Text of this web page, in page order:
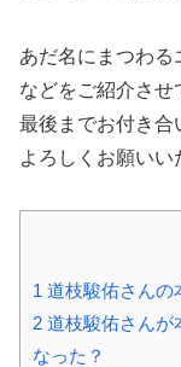
あだ名にまつわる
などをご紹介さ
最後までお付き合
よろしくお願いい
1 道枝駿佑さんの
2 道枝駿佑さんが
なった？